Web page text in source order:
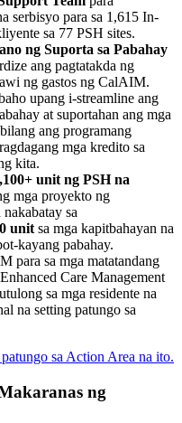
serbisyo para sa 1,615 In-
sa 77 PSH sites.
ng Suporta sa Pabahay
ang pagtatakda ng
ng gastos ng CalAIM.
upang i-streamline ang
at suportahan ang mga
ang programang
mga kredito sa
kita.
unit ng PSH na
mga proyekto ng
sa
unit sa mga kapitbahayan na
kayang pabahay.
para sa mga matatandang
Care Management
sa mga residente na
na setting patungo sa
sa Action Area na ito.
ng